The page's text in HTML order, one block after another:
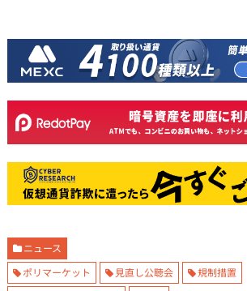
ニュース
ポリマーケット
見直し公聴会
規制措置